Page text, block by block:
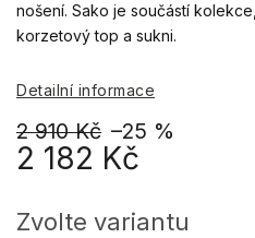
2 910 Kč –25 %
2 182 Kč
cena:
Zvolte variantu
nošení. Sako je součástí
korzetový top a sukni.
Detailní informace